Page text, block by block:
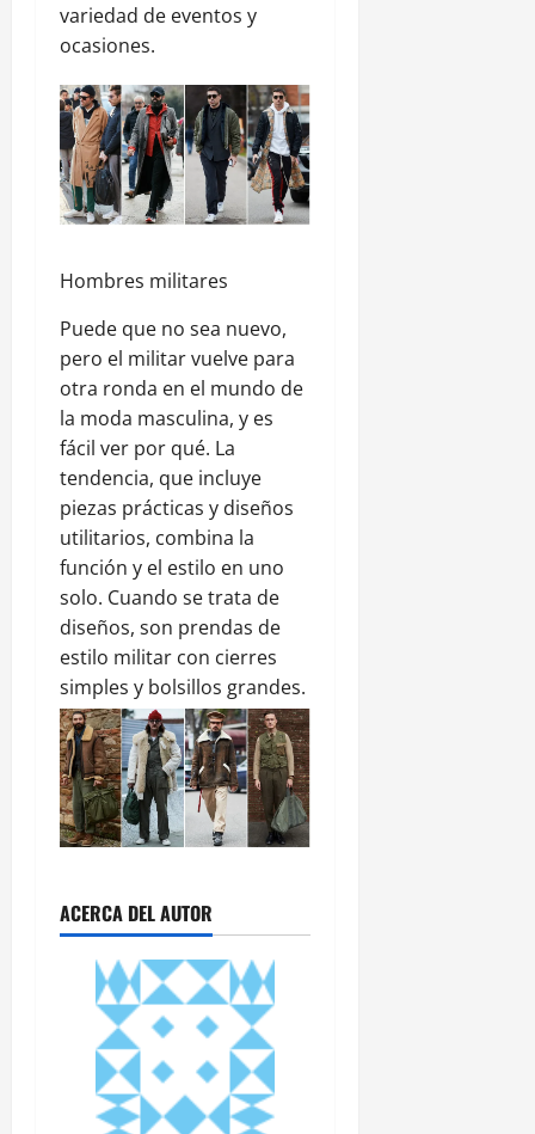
variedad de eventos y
ocasiones.
Hombres militares
Puede que no sea nuevo,
pero el militar vuelve para
otra ronda en el mundo de
la moda masculina, y es
fácil ver por qué. La
tendencia, que incluye
piezas prácticas y diseños
utilitarios, combina la
función y el estilo en uno
solo. Cuando se trata de
diseños, son prendas de
estilo militar con cierres
simples y bolsillos grandes.
ACERCA DEL AUTOR